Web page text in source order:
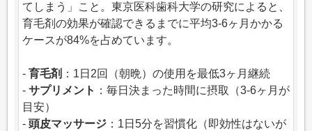
てしまう」こと。東京医科歯科大学の研究によると、
育毛剤の効果が確認できるまでに平均3-6ヶ月かかる
ケースが84%を占めています。
- 育毛剤 ：1日2回（朝晩）の使用を最低3ヶ月継続
- サプリメント ：毎日決まった時間に摂取（3-6ヶ月が
目安）
- 頭皮マッサージ ：1日5分を習慣化（即効性はないが